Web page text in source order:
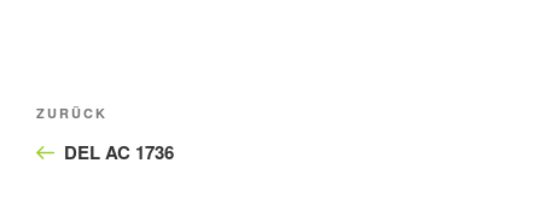
Beitragsnavigation
Vorheriger
Beitrag
ZURÜCK
DEL AC 1736